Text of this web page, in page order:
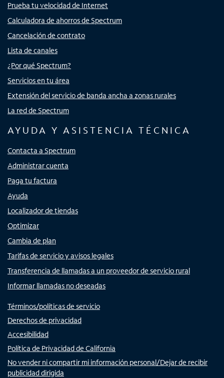
Prueba tu velocidad de Internet
Calculadora de ahorros de Spectrum
Cancelación de contrato
Lista de canales
¿Por qué Spectrum?
Servicios en tu área
Extensión del servicio de banda ancha a zonas rurales
La red de Spectrum
AYUDA Y ASISTENCIA TÉCNICA
Contacta a Spectrum
Administrar cuenta
Paga tu factura
Ayuda
Localizador de tiendas
Optimizar
Cambia de plan
Tarifas de servicio y avisos legales
Transferencia de llamadas a un proveedor de servicio rural
Informar llamadas no deseadas
Términos/políticas de servicio
Derechos de privacidad
Accesibilidad
Política de Privacidad de California
No vender ni compartir mi información personal/Dejar de recibir
publicidad dirigida